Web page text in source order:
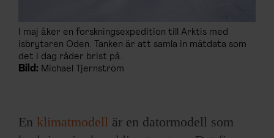
ANNONSERA I F&F
OM F&F
I maj åker en forskningsexpedition till Arktis med
isbrytaren Oden. Tanken är att samla in mätdata som
det i dag råder brist på.
Bild: Michael Tjernström
En klimatmodell är en datormodell som